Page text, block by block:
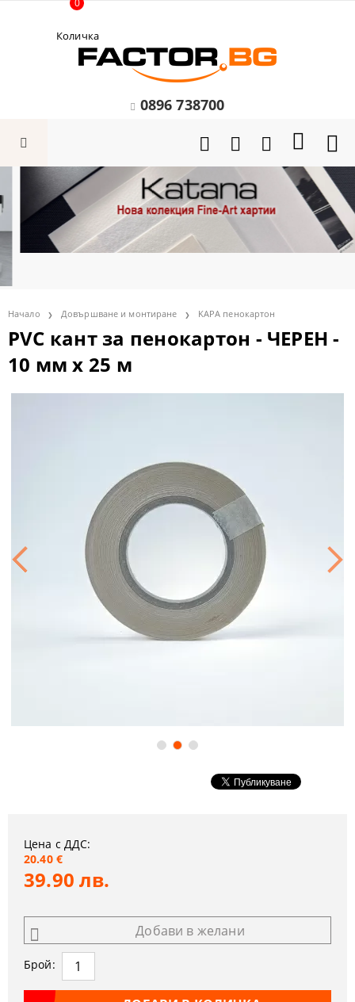
Количка
0
0896 738700
Начало Довършване и монтиране KAPA пенокартон
PVC кант за пенокартон - ЧЕРЕН -
10 мм x 25 м
Цена с ДДС:
20.40 €
39.90 лв.
Добави в желани
Брой: